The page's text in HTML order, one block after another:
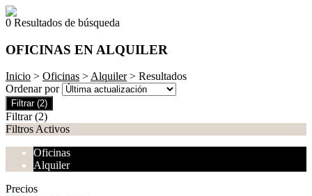
0 Resultados de búsqueda
OFICINAS EN ALQUILER
Inicio > Oficinas >Alquiler> Resultados
Ordenar por
Filtrar (2)
Filtrar (2)
Filtros Activos
Oficinas
Alquiler
Precios